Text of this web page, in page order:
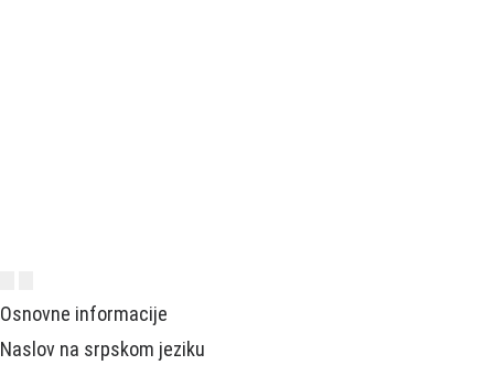
Osnovne informacije
Naslov na srpskom jeziku